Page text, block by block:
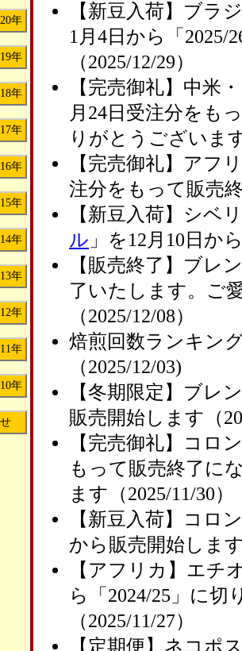
年
年
年
年
年
年
年
年
年
年
年
【新豆入荷】ブラ
1月4日から「2025/
（2025/12/29）
【完売御礼】中米
月24日受注分をも
りがとうございま
【完売御礼】アフ
注分をもって販売
【新豆入荷】シベ
ル 」を12月10日か
【販売終了】ブレ
了いたします。ご
（2025/12/08）
焙煎回数ランキン
（2025/12/03)
【冬期限定】ブレ
販売開始します（
【完売御礼】コロ
もって販売終了に
ます（2025/11/30）
【新豆入荷】コロ
から販売開始しま
【アフリカ】エチ
ら「2024/25」に
（2025/11/27）
【定期便】ネコポ